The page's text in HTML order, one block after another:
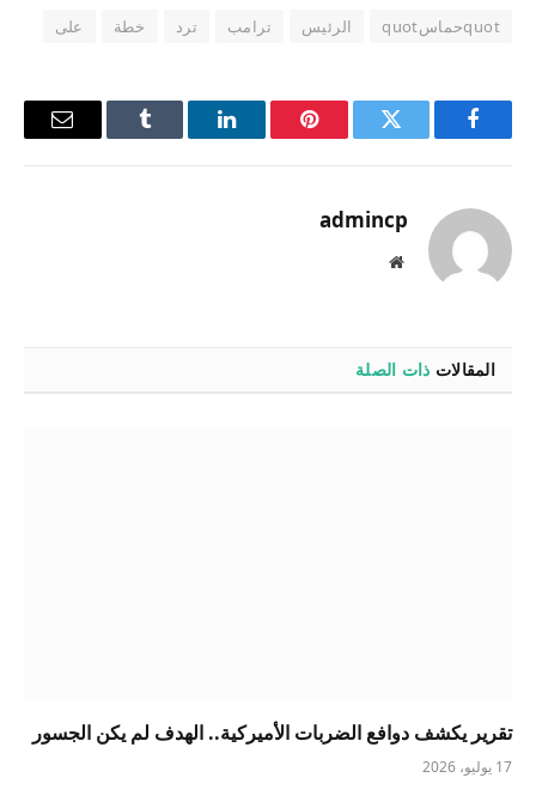
quotحماسquot الرئيس ترامب ترد خطة على
فيسبوك تويتر بينتيريستلينكدإن Tumblr
البريد
admincp
موقع
المقالات ذات الصلة
تقرير يكشف دوافع الضربات الأميركية.. الهدف لم يكن الجسور
17 يوليو، 2026